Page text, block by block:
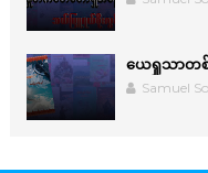
ယေရှုသာတ
Samuel